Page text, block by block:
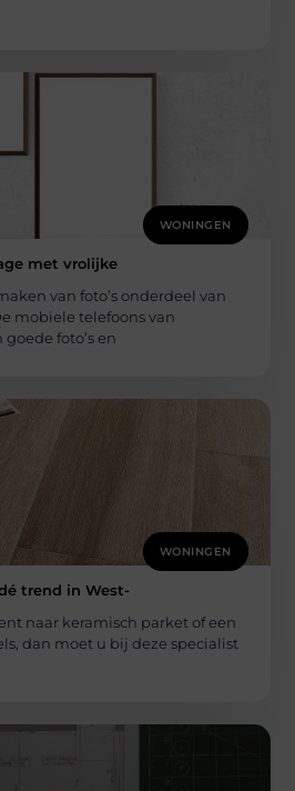
WONINGEN
met vrolijke
van foto’s onderdeel van
mobiele telefoons van
foto’s en
WONINGEN
trend in West-
naar keramisch parket of een
dan moet u bij deze specialist